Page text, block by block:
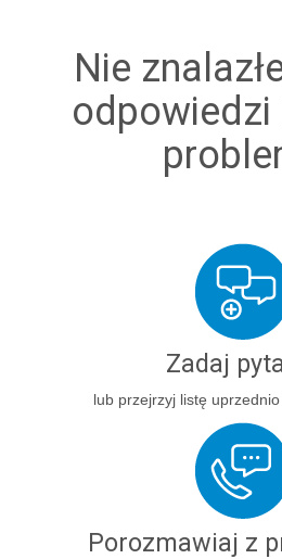
Nie
odpowiedzi
Zadaj
lub przejrzyj listę
Porozmawiaj z